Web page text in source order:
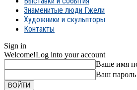
Знаменитые люди Гжели
Художники и скульпторы
Контакты
Sign in
Welcome!Log into your account
Ваше имя
Ваш пароль